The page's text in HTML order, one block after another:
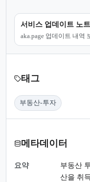
서비스 업데이트 노트
aka.page 업데이트 내역
태그
부동산-투자
메타데이터
요약
부동산
산을 취